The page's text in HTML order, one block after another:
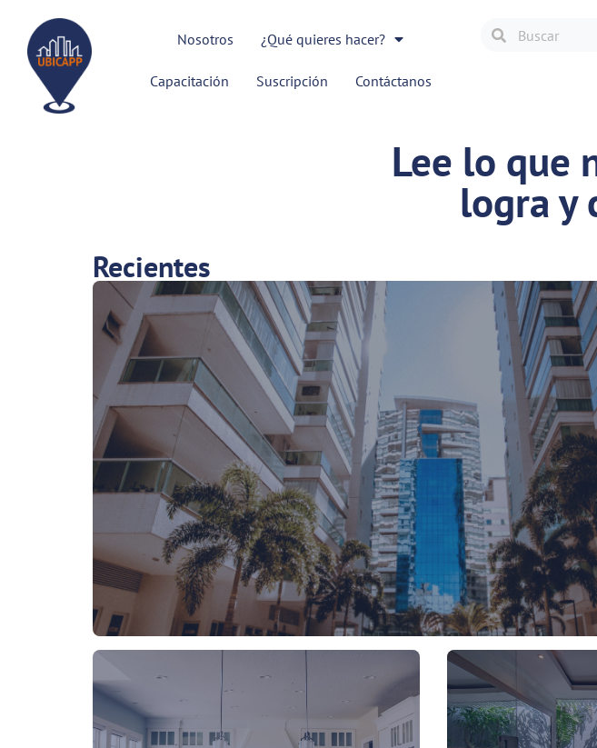
Nosotros ¿Qué quieres hacer?
Capacitación Suscripción Contáctanos
Lee lo que
logra y
Recientes